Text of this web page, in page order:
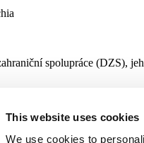
This website uses cookies
We use cookies to
spolupráce (DZS),